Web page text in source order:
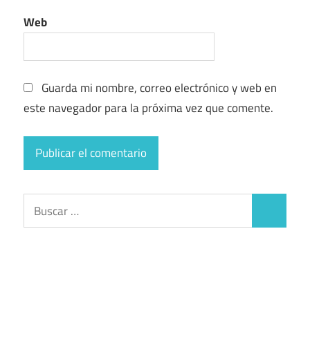
Web
Guarda mi nombre, correo electrónico y web en
este navegador para la próxima vez que comente.
Buscar: